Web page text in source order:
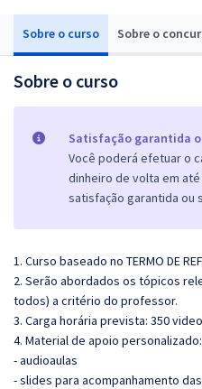
Sobre o curso Sobre o
Sobre o curso
Satisfação garantida
Você poderá efetuar o
dinheiro de volta em até
satisfação garantida ou
1. Curso baseado no TERMO DE
2. Serão abordados os tópicos
todos) a critério do professor.
3. Carga horária prevista: 350
4. Material de apoio personalizado:
- audioaulas
- slides para acompanhamento